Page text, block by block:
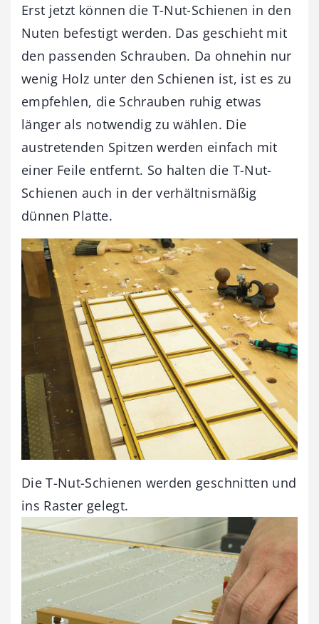
Erst jetzt können die T-Nut-Schienen in den
Nuten befestigt werden. Das geschieht mit
den passenden Schrauben. Da ohnehin nur
wenig Holz unter den Schienen ist, ist es zu
empfehlen, die Schrauben ruhig etwas
länger als notwendig zu wählen. Die
austretenden Spitzen werden einfach mit
einer Feile entfernt. So halten die T-Nut-
Schienen auch in der verhältnismäßig
dünnen Platte.
Die T-Nut-Schienen werden geschnitten und
ins Raster gelegt.